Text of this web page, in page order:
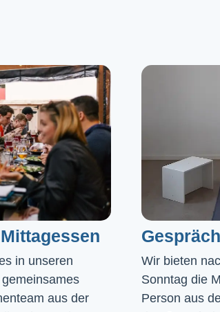
in unseren
aus der
Wir bieten
Sonntag die
Person aus